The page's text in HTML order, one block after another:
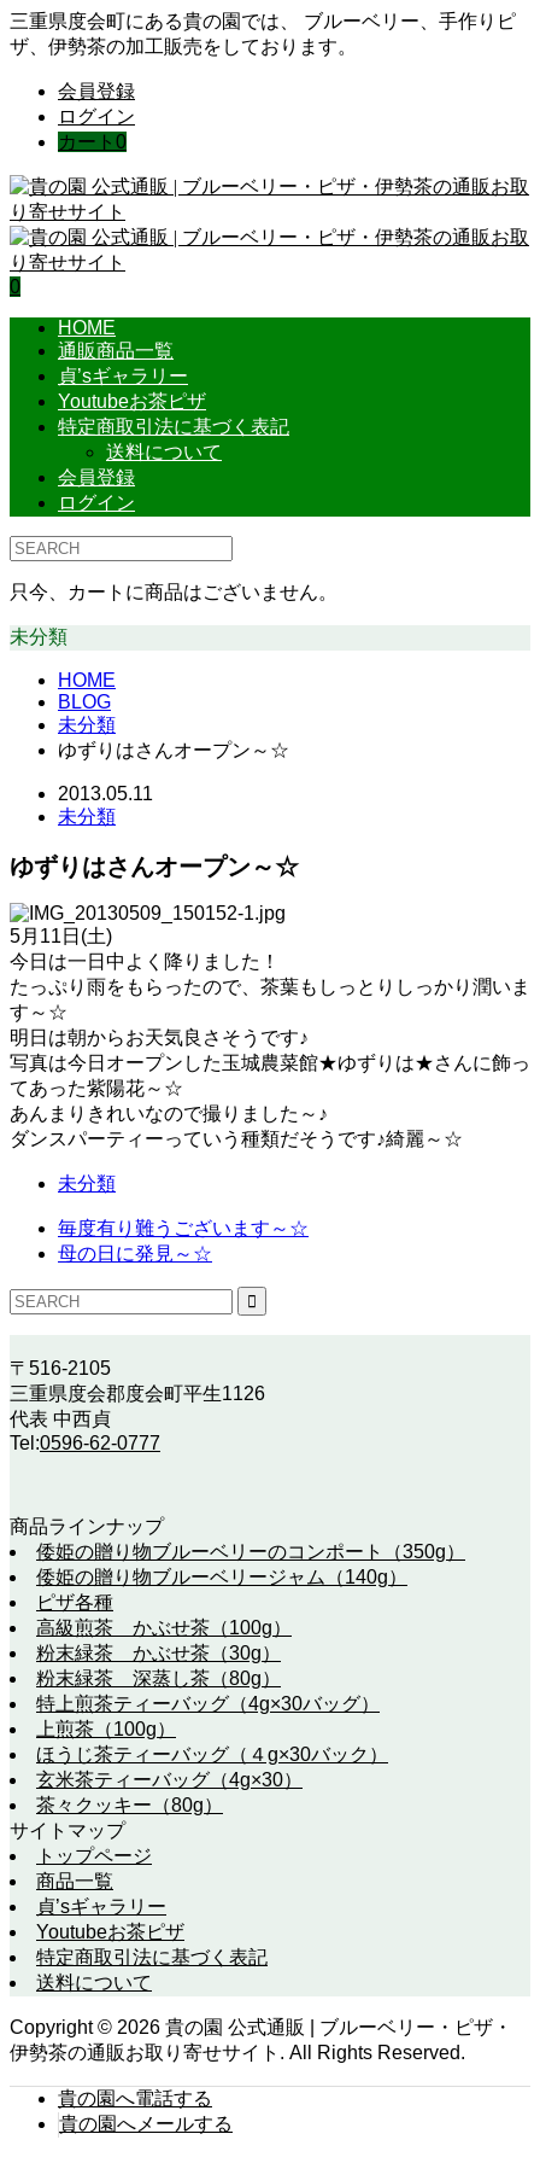
三重県度会町にある貴の園では、 ブルーベリー、手作りピ
ザ、伊勢茶の加工販売をしております。
会員登録
ログイン
カート 0
0
HOME
通販商品一覧
貞’sギャラリー
Youtubeお茶ピザ
特定商取引法に基づく表記
送料について
会員登録
ログイン
只今、カートに商品はございません。
未分類
HOME
BLOG
未分類
ゆずりはさんオープン～☆
2013.05.11
未分類
ゆずりはさんオープン～☆
5月11日(土)
今日は一日中よく降りました！
たっぷり雨をもらったので、茶葉もしっとりしっかり潤いま
す～☆
明日は朝からお天気良さそうです♪
写真は今日オープンした玉城農菜館★ゆずりは★さんに飾っ
てあった紫陽花～☆
あんまりきれいなので撮りました～♪
ダンスパーティーっていう種類だそうです♪綺麗～☆
未分類
毎度有り難うございます～☆
母の日に発見～☆
〒516-2105
三重県度会郡度会町平生1126
代表 中西貞
Tel:0596-62-0777
商品ラインナップ
倭姫の贈り物ブルーベリーのコンポート（350g）
倭姫の贈り物ブルーベリージャム（140g）
ピザ各種
高級煎茶 かぶせ茶（100g）
粉末緑茶 かぶせ茶（30g）
粉末緑茶 深蒸し茶（80g）
特上煎茶ティーバッグ（4g×30バッグ）
上煎茶（100g）
ほうじ茶ティーバッグ（４g×30バック）
玄米茶ティーバッグ（4g×30）
茶々クッキー（80g）
サイトマップ
トップページ
商品一覧
貞’sギャラリー
Youtubeお茶ピザ
特定商取引法に基づく表記
送料について
Copyright © 2026 貴の園 公式通販 | ブルーベリー・ピザ・
伊勢茶の通販お取り寄せサイト. All Rights Reserved.
貴の園へ電話する
貴の園へメールする